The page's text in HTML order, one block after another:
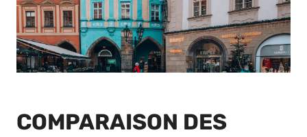
COMPARAISON DES